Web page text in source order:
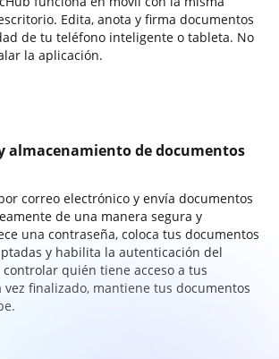
Edita, anota y firma documentos
de tu teléfono inteligente o tableta. No
la aplicación.
almacenamiento de documentos
correo electrónico y envía documentos
de una manera segura y
una contraseña, coloca tus documentos
y habilita la autenticación del
quién tiene acceso a tus
vez finalizado, mantiene tus documentos